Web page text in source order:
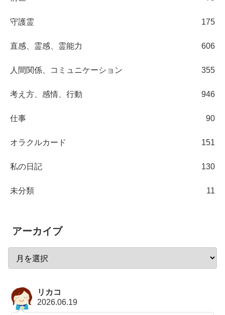
守護霊 175
直感、霊感、霊能力 606
人間関係、コミュニケーション 355
考え方、感情、行動 946
仕事 90
オラクルカード 151
私の日記 130
未分類 11
アーカイブ
リカコ
2026.06.19